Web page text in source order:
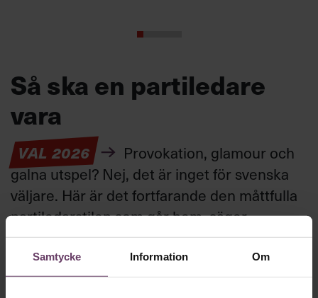
Samtycke Information Om
Så ska en partiledare
vara
VAL 2026
Provokation, glamour och
galna utspel? Nej, det är inget för svenska
väljare. Här är det fortfarande den måttfulla
partiledarstilen som går hem, säger
statsvetaren Jenny Madestam: ”Hellre en
tråkig partiledare i foträta skor, än en
känslomässig spelevink i högklackat.”